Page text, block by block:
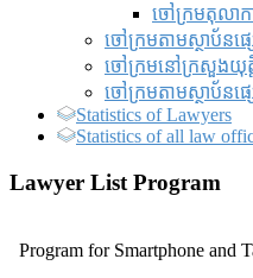
ចៅក្រមតុលាកា
ចៅក្រមតាមស្ថាប័នផ្
ចៅក្រមនៅក្រសួងយុត្
ចៅក្រមតាមស្ថាប័នផ្
Statistics of Lawyers
Statistics of all law
Lawyer List Program
Program for Smartphone and